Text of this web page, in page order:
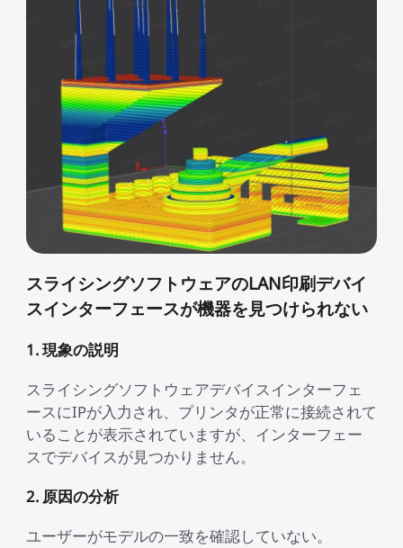
スライシングソフトウェアのLAN印刷デバイ
スインターフェースが機器を見つけられない
1. 現象の説明
スライシングソフトウェアデバイスインターフェ
ースにIPが入力され、プリンタが正常に接続されて
いることが表示されていますが、インターフェー
スでデバイスが見つかりません。
2. 原因の分析
ユーザーがモデルの一致を確認していない。